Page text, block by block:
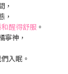
，
，
醒得舒服 。
寧神，
入眠。